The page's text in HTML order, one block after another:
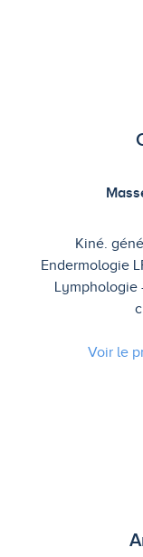
Kiné.
Endermologie
Lymphologie
Voir le